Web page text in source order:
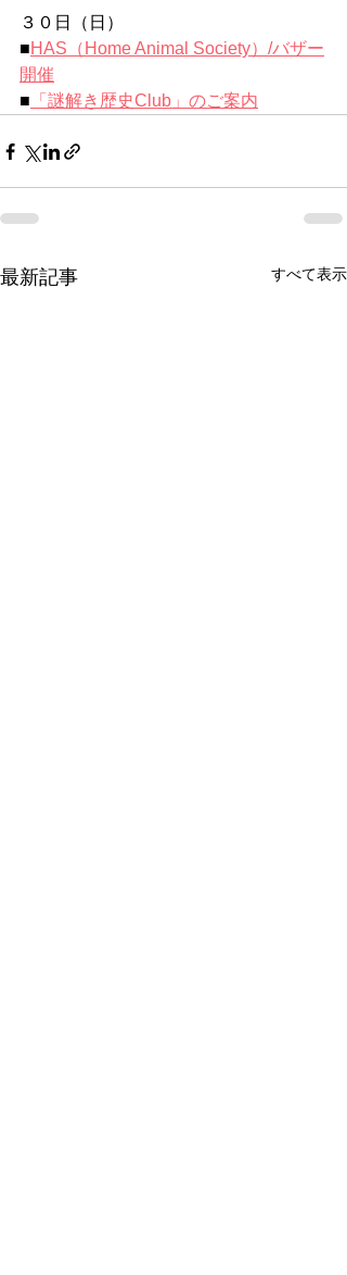
３０日（日）
■HAS（Home Animal Society）/バザー
開催
■ 「謎解き歴史Club」のご案内
最新記事 すべて表示